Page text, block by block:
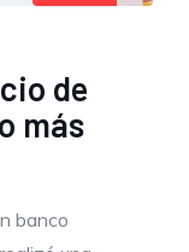
de
más
banco